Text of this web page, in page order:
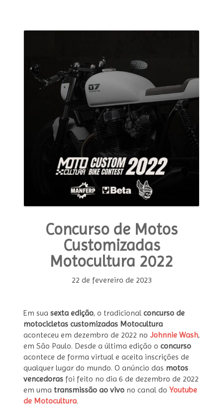
Brasileira”
Concurso de Motos
Customizadas
Motocultura 2022
22 de fevereiro de 2023
Em sua sexta edição, o tradicional concurso de
motocicletas customizadas Motocultura
aconteceu em dezembro de 2022 no Johnnie Wash,
em São Paulo. Desde a última edição o concurso
acontece de forma virtual e aceita inscrições de
qualquer lugar do mundo. O anúncio das motos
vencedoras foi feito no dia 6 de dezembro de 2022
em uma transmissão ao vivo no canal do Youtube
de Motocultura.